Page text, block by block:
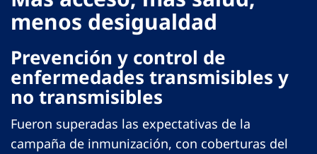
menos desigualdad
Prevención y control de
enfermedades transmisibles y
no transmisibles
Fueron superadas las expectativas de la
campaña de inmunización, con coberturas del